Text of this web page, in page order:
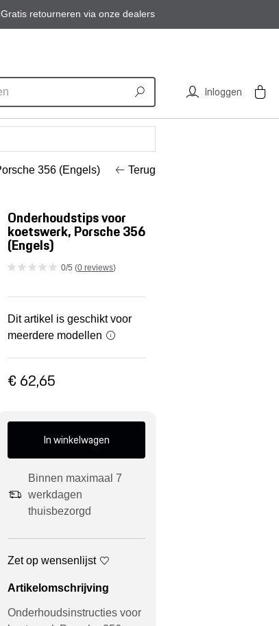
Gratis retourneren via onze dealers
Inloggen
356 (Engels) Terug
Onderhoudstips voor
koetswerk, Porsche 356
(Engels)
0/5 (0 reviews)
Dit artikel is geschikt voor
meerdere modellen
€ 62,65
In winkelwagen
Binnen maximaal 7
werkdagen
thuisbezorgd
Zet op wensenlijst
Artikelomschrijving
Onderhoudsinstructies voor